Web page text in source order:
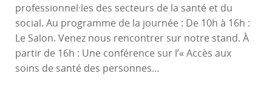
professionnel·les des secteurs de la santé et du
social. Au programme de la journée : De 10h à 16h :
Le Salon. Venez nous rencontrer sur notre stand. À
partir de 16h : Une conférence sur l’« Accès aux
soins de santé des personnes...